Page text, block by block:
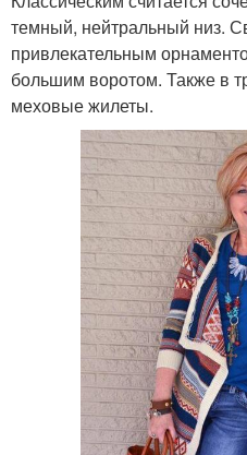
темный, нейтральный низ.
привлекательным
большим воротом. Также в
меховые жилеты.